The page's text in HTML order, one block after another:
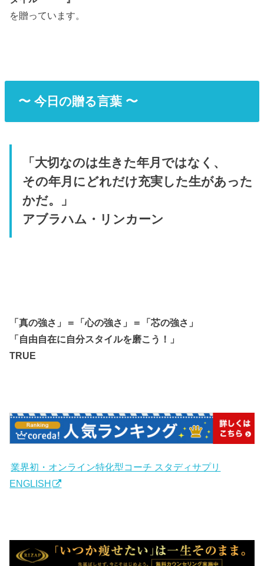
を贈っています。
〜 今日の贈る言葉 〜
「大切なのは生きた年月ではなく、
その年月にどれだけ充実した生があった
かだ。」
アブラハム・リンカーン
「真の強さ」＝「心の強さ」＝「芯の強さ」
「自由自在に自分スタイルを磨こう！」
TRUE
業界初・オンライン特化型コーチ スタディサプリ
ENGLISH